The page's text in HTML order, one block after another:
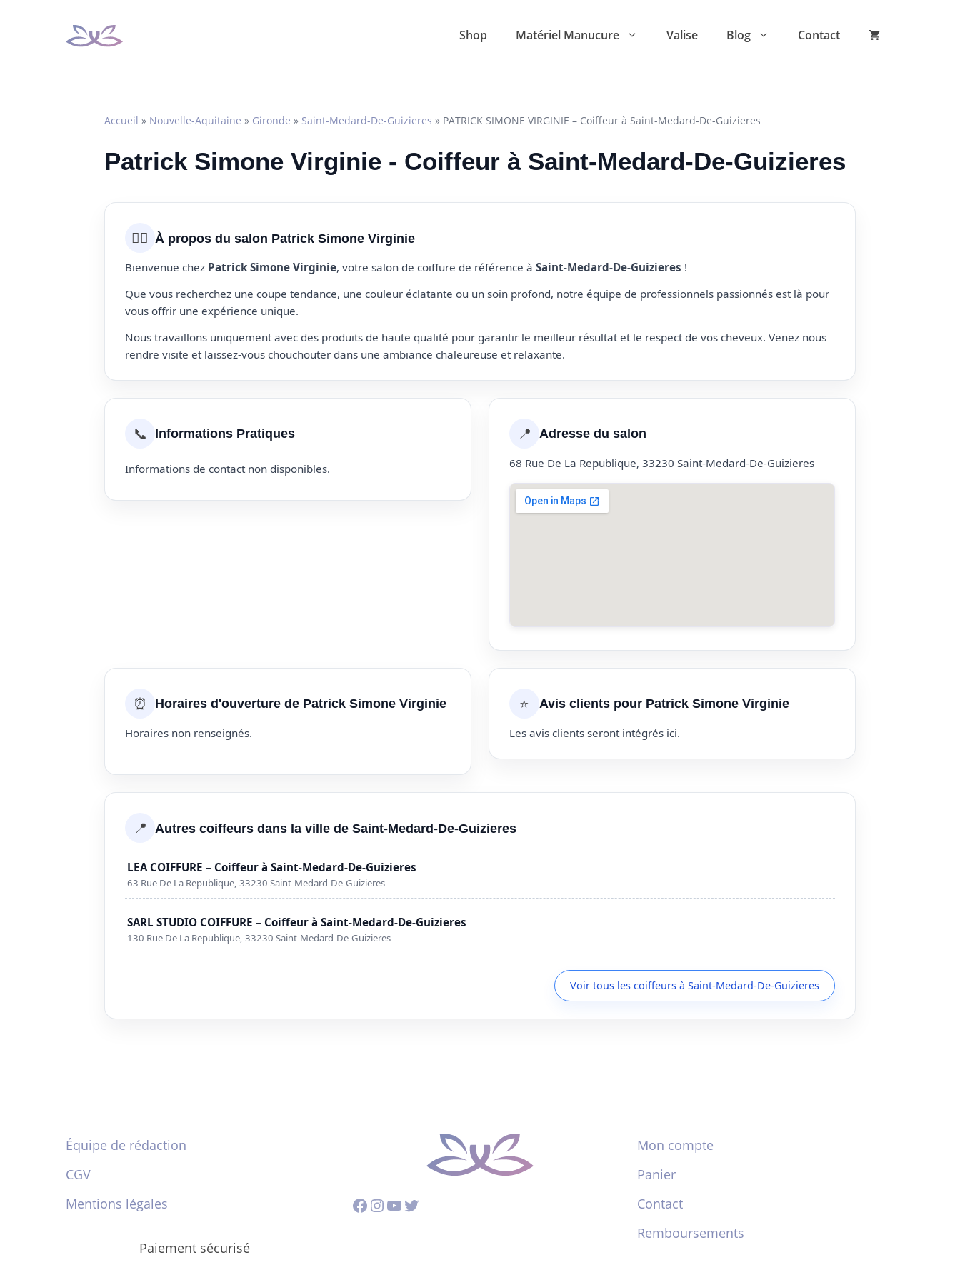
Shop Matériel Manucure Valise Blog Contact
Accueil » Nouvelle-Aquitaine » Gironde » Saint-Medard-De-Guizieres » PATRICK SIMONE VIRGINIE – Coiffeur à Saint-Medard-De-Guizieres
Patrick Simone Virginie - Coiffeur à Saint-Medard-De-Guizieres
💇‍♀️ À propos du salon Patrick Simone Virginie
Bienvenue chez Patrick Simone Virginie, votre salon de coiffure de référence à Saint-Medard-De-Guizieres !
Que vous recherchez une coupe tendance, une couleur éclatante ou un soin profond, notre équipe de professionnels passionnés est là pour
vous offrir une expérience unique.
Nous travaillons uniquement avec des produits de haute qualité pour garantir le meilleur résultat et le respect de vos cheveux. Venez nous
rendre visite et laissez-vous chouchouter dans une ambiance chaleureuse et relaxante.
📞 Informations Pratiques
Informations de contact non disponibles.
📍 Adresse du salon
68 Rue De La Republique, 33230 Saint-Medard-De-Guizieres
⏰ Horaires d'ouverture de Patrick Simone Virginie
Horaires non renseignés.
⭐ Avis clients pour Patrick Simone Virginie
Les avis clients seront intégrés ici.
📍 Autres coiffeurs dans la ville de Saint-Medard-De-Guizieres
LEA COIFFURE – Coiffeur à Saint-Medard-De-Guizieres
63 Rue De La Republique, 33230 Saint-Medard-De-Guizieres
SARL STUDIO COIFFURE – Coiffeur à Saint-Medard-De-Guizieres
130 Rue De La Republique, 33230 Saint-Medard-De-Guizieres
Voir tous les coiffeurs à Saint-Medard-De-Guizieres
Équipe de rédaction
CGV
Mentions légales
Paiement sécurisé
Facebook
Instagram
YouTube
Twitter
Mon compte
Panier
Contact
Remboursements